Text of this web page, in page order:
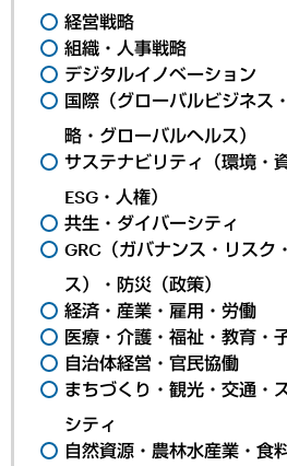
経営戦略
組織・人事戦略
デジタルイノベーション
国際（グローバルビジネス
略・グローバルヘルス）
サステナビリティ（環境・
ESG・人権）
共生・ダイバーシティ
GRC（ガバナンス・リスク
ス）・防災（政策）
経済・産業・雇用・労働
医療・介護・福祉・教育・
自治体経営・官民協働
まちづくり・観光・交通・
シティ
自然資源・農林水産業・食